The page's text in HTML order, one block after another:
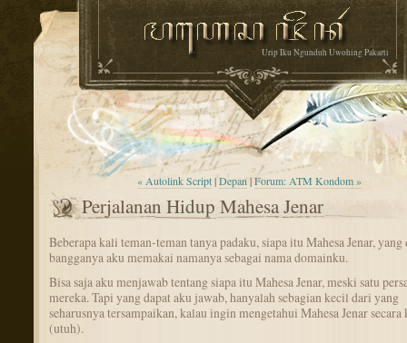
Urip Iku Ngunduh Uwohing Pakarti
« Autolink Script|Depan|Forum: ATM Kondom »
Perjalanan Hidup Mahesa Jenar
Beberapa kali teman-teman tanya padaku, siapa itu Mahesa Jenar, yang
bangganya aku memakai namanya sebagai nama domainku.
Bisa saja aku menjawab tentang siapa itu Mahesa Jenar, meski satu
mereka. Tapi yang dapat aku jawab, hanyalah sebagian kecil dari yang
seharusnya tersampaikan, kalau ingin mengetahui Mahesa Jenar secara
(utuh).